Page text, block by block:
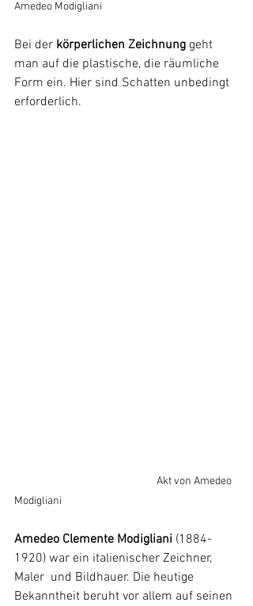
Amedeo Modigliani
Bei der körperlichen Zeichnung geht
man auf die plastische, die räumliche
Form ein. Hier sind Schatten unbedingt
erforderlich.
Akt von Amedeo
Modigliani
Amedeo Clemente Modigliani (1884-
1920) war ein italienischer Zeichner,
Maler  und Bildhauer. Die heutige
Bekanntheit beruht vor allem auf seinen